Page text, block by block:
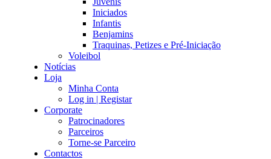
Iniciados
Infantis
Benjamins
Traquinas, Petizes e Pré-Iniciação
Voleibol
Notícias
Loja
Minha Conta
Log in | Registar
Corporate
Patrocinadores
Parceiros
Torne-se Parceiro
Contactos